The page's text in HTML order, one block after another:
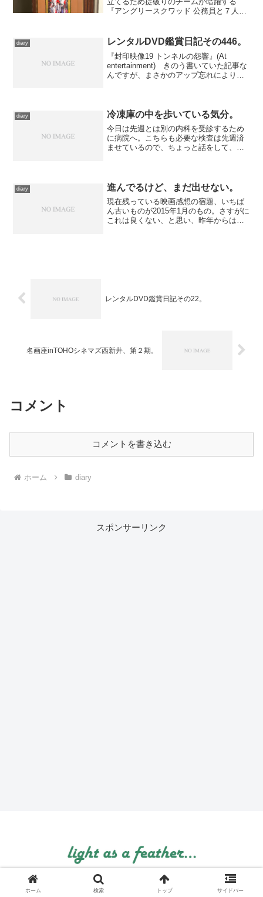
『アングリースクワッド 公務員と７人の
diary レンタルDVD鑑賞日記その446。
『封印映像19 トンネルの怨響』(At
entertainment) きのう書いていた記事な
んですが、まさかのアップ忘れにより本
diary 冷凍庫の中を歩いている気分。
今日は先週とは別の内科を受診するため
に病院へ。こちらも必要な検査は先週済
ませているので、ちょっと話をして、処
くの花屋をまわる――つも...
diary 進んでるけど、まだ出せない。
現在残っている映画感想の宿題、いちば
ん古いものが2015年1月のもの。さすがに
これは良くない、と思い、昨年からは出
レンタルDVD鑑賞日記その22。
名画座inTOHOシネマズ西新井、第２期。
コメント
コメントを書き込む
ホーム diary
スポンサーリンク
© 1999 light as a feather....
ホーム 検索 トップ サイドバー